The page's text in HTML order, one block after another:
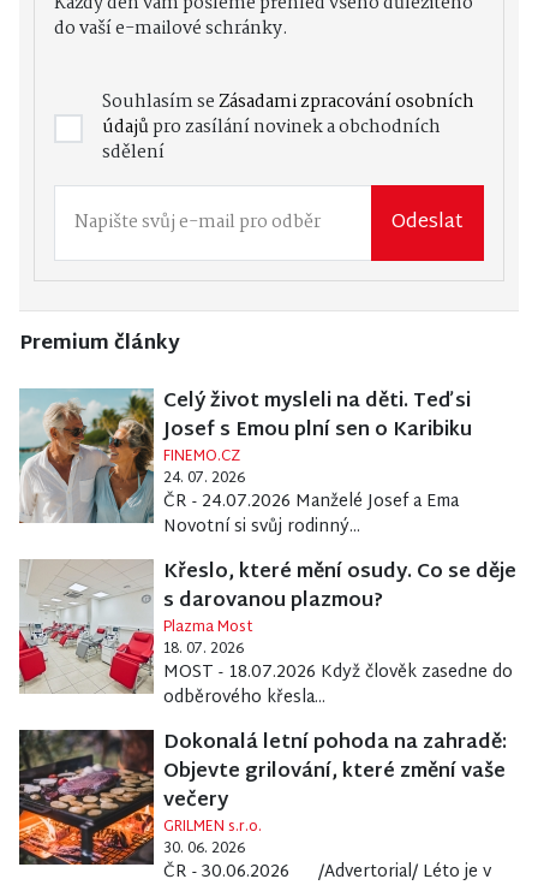
do vaší e-mailové schránky.
Souhlasím seZásadami zpracování osobních
údajůpro zasílání novinek a obchodních
sdělení
Odeslat
Premium články
Celý život mysleli na děti. Teď si
Josef s Emou plní sen o Karibiku
FINEMO.CZ
24. 07. 2026
ČR - 24.07.2026 Manželé Josef a Ema
Novotní si svůj rodinný...
Křeslo, které mění osudy. Co se děje
s darovanou plazmou?
Plazma Most
18. 07. 2026
MOST - 18.07.2026 Když člověk zasedne do
odběrového křesla...
Dokonalá letní pohoda na zahradě:
Objevte grilování, které změní vaše
večery
GRILMEN s.r.o.
30. 06. 2026
ČR - 30.06.2026 /Advertorial/ Léto je v